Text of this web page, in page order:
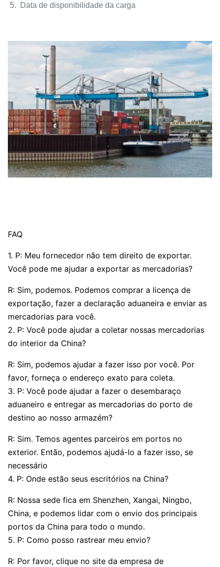
5. Data de disponibilidade da carga
FAQ
1. P: Meu fornecedor não tem direito de exportar.
Você pode me ajudar a exportar as mercadorias?
R: Sim, podemos. Podemos comprar a licença de
exportação, fazer a declaração aduaneira e enviar as
mercadorias para você.
2. P: Você pode ajudar a coletar nossas mercadorias
do interior da China?
R: Sim, podemos ajudar a fazer isso por você. Por
favor, forneça o endereço exato para coleta.
3. P: Você pode ajudar a fazer o desembaraço
aduaneiro e entregar as mercadorias do porto de
destino ao nosso armazém?
R: Sim. Temos agentes parceiros em portos no
exterior. Então, podemos ajudá-lo a fazer isso, se
necessário
4. P: Onde estão seus escritórios na China?
R: Nossa sede fica em Shenzhen, Xangai, Ningbo,
China, e podemos lidar com o envio dos principais
portos da China para todo o mundo.
5. P: Como posso rastrear meu envio?
R: Por favor, clique no site da empresa de